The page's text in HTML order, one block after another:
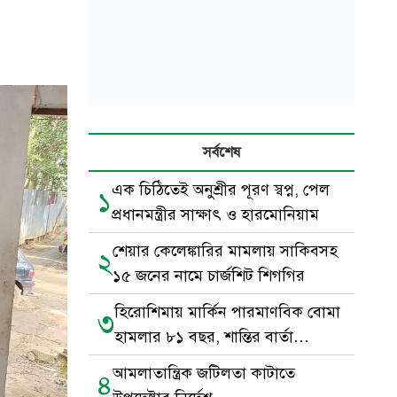
সর্বশেষ
১এক চিঠিতেই অনুশ্রীর পূরণ স্বপ্ন, পেল
প্রধানমন্ত্রীর সাক্ষাৎ ও হারমোনিয়াম
২শেয়ার কেলেঙ্কারির মামলায় সাকিবসহ
১৫ জনের নামে চার্জশিট শিগগির
৩হিরোশিমায় মার্কিন পারমাণবিক বোমা
হামলার ৮১ বছর, শান্তির বার্তা
জাপানের
৪আমলাতান্ত্রিক জটিলতা কাটাতে